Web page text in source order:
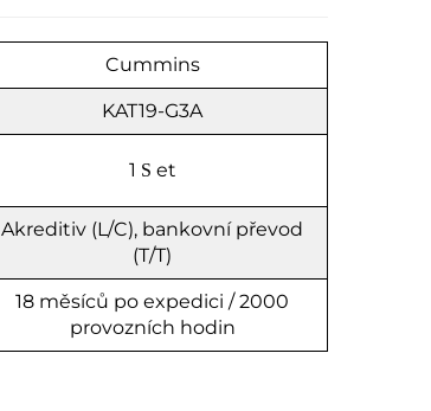
Cummins
KAT19-G3A
1 S et
Akreditiv (L/C), bankovní převod
(T/T)
18 měsíců po expedici / 2000
provozních hodin